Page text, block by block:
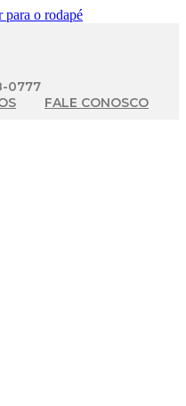
para o rodapé
0777
FALE CONOSCO